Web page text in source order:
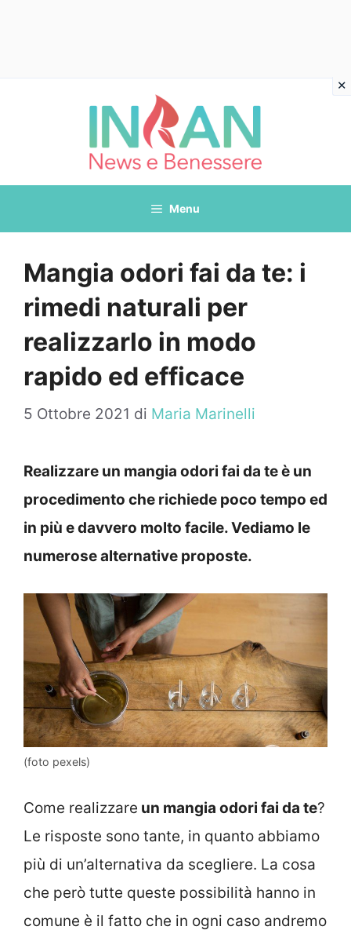
Menu
Mangia odori fai da te: i
rimedi naturali per
realizzarlo in modo
rapido ed efficace
5 Ottobre 2021 di Maria Marinelli
Realizzare un mangia odori fai da te è un
procedimento che richiede poco tempo ed
in più e davvero molto facile. Vediamo le
numerose alternative proposte.
(foto pexels)
Come realizzare un mangia odori fai da te?
Le risposte sono tante, in quanto abbiamo
più di un’alternativa da scegliere. La cosa
che però tutte queste possibilità hanno in
comune è il fatto che in ogni caso andremo